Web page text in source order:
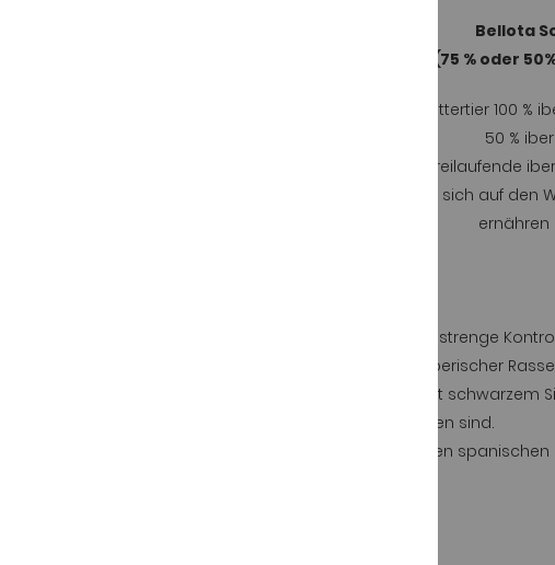
Bellota
(75 % oder
Muttertier 100 %
50 %
Freilaufende
sich auf den
ernähren
Die Herkunftsbezeichnung Guijuelo verlangt eine strenge
Campo“, von Schweinen, die zu 75 % und 100 % iberischer
Wichtig zu wissen ist, dass der Eichelschinken mit
Nuancen auf die Genetik des Tieres zurückzuführen sind.
In unserer Fabrik setzen wir alles daran, die besten